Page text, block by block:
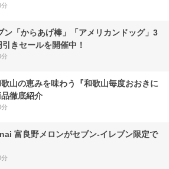
ン「からあげ棒」「アメリカンドッグ」3
きセールを開催中！
山の恵みを味わう『和歌山毎度おおきに
徹底紹介
富良野メロンがセブン‐イレブン限定で